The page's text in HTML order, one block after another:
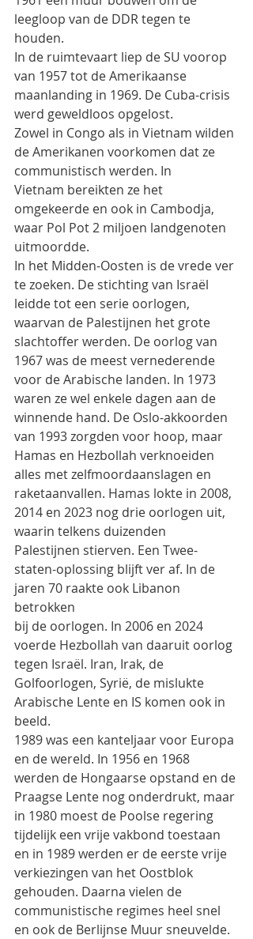
leegloop van de DDR tegen te
houden.
In de ruimtevaart liep de SU voorop
van 1957 tot de Amerikaanse
maanlanding in 1969. De Cuba-crisis
werd geweldloos opgelost.
Zowel in Congo als in Vietnam wilden
de Amerikanen voorkomen dat ze
communistisch werden. In
Vietnam bereikten ze het
omgekeerde en ook in Cambodja,
waar Pol Pot 2 miljoen landgenoten
uitmoordde.
In het Midden-Oosten is de vrede ver
te zoeken. De stichting van Israël
leidde tot een serie oorlogen,
waarvan de Palestijnen het grote
slachtoffer werden. De oorlog van
1967 was de meest vernederende
voor de Arabische landen. In 1973
waren ze wel enkele dagen aan de
winnende hand. De Oslo-akkoorden
van 1993 zorgden voor hoop, maar
Hamas en Hezbollah verknoeiden
alles met zelfmoordaanslagen en
raketaanvallen. Hamas lokte in 2008,
2014 en 2023 nog drie oorlogen uit,
waarin telkens duizenden
Palestijnen stierven. Een Twee-
staten-oplossing blijft ver af. In de
jaren 70 raakte ook Libanon
betrokken
bij de oorlogen. In 2006 en 2024
voerde Hezbollah van daaruit oorlog
tegen Israël. Iran, Irak, de
Golfoorlogen, Syrië, de mislukte
Arabische Lente en IS komen ook in
beeld.
1989 was een kanteljaar voor Europa
en de wereld. In 1956 en 1968
werden de Hongaarse opstand en de
Praagse Lente nog onderdrukt, maar
in 1980 moest de Poolse regering
tijdelijk een vrije vakbond toestaan
en in 1989 werden er de eerste vrije
verkiezingen van het Oostblok
gehouden. Daarna vielen de
communistische regimes heel snel
en ook de Berlijnse Muur sneuvelde.